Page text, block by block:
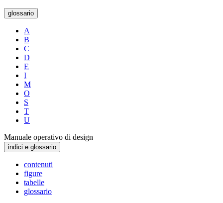
glossario
A
B
C
D
E
I
M
O
S
T
U
Manuale operativo di design
indici e glossario
contenuti
figure
tabelle
glossario